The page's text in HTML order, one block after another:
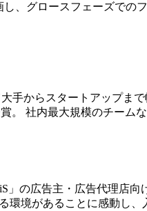
、グロースフェーズで
からスタートアップま
社内最大規模のチーム
の広告主・広告代理店
境があることに感動し